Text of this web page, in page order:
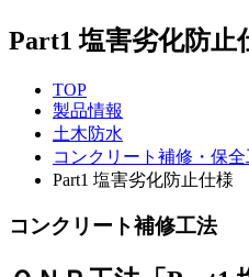
Part1 塩害劣化防止
TOP
製品情報
土木防水
コンクリート補修・保
Part1 塩害劣化防止仕様
コンクリート補修工法